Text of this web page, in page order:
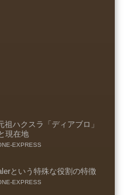
ハクスラ「ディアブロ」
現在地
EXPRESS
という特殊な役割の特徴
EXPRESS